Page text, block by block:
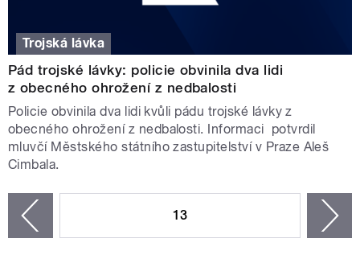
Trojská lávka
Pád trojské lávky: policie obvinila dva lidi
z obecného ohrožení z nedbalosti
Policie obvinila dva lidi kvůli pádu trojské lávky z
obecného ohrožení z nedbalosti. Informaci potvrdil
mluvčí Městského státního zastupitelství v Praze Aleš
Cimbala.
13